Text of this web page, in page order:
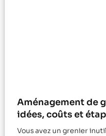
Aménagement de
idées, coûts et
Vous avez un grenier